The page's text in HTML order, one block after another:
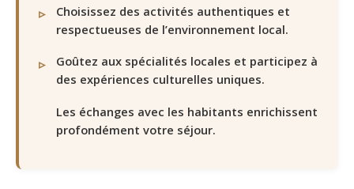
Choisissez des activités authentiques et
respectueuses de l’environnement local.
Goûtez aux spécialités locales et participez à
des expériences culturelles uniques.
Les échanges avec les habitants enrichissent
profondément votre séjour.